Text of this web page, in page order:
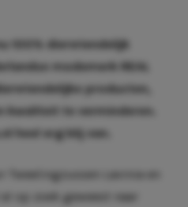
100% diervriendelijk
modemerk REAL
producten,
kwaliteit te verminderen.
heel erg blij van.
Tweelingzussen Lavinia en
op zoek geweest naar